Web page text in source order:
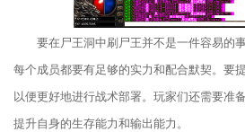
要在尸王洞中刷尸王并不是一件容易的
每个成员都要有足够的实力和配合默契。要
以便更好地进行战术部署。玩家们还需要准
提升自身的生存能力和输出能力。